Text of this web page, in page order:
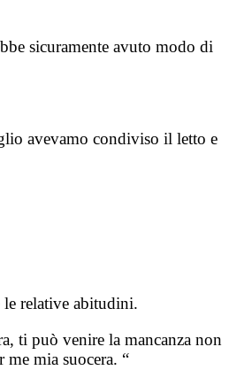
sicuramente avuto modo di
avevamo condiviso il letto e
le relative abitudini.
ti può venire la mancanza non
mia suocera. “